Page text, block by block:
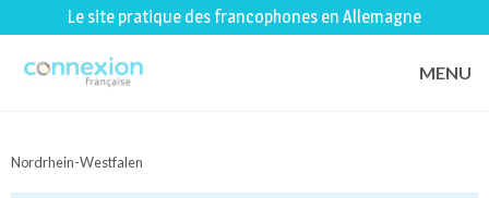
Le site pratique des francophones en Allemagne
MENU
Nordrhein-Westfalen